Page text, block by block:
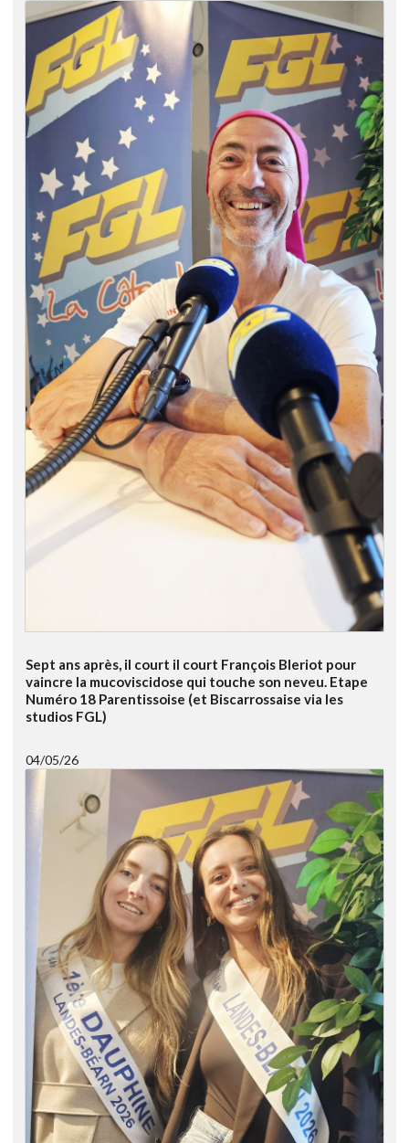
Sept ans après, il court il court François Bleriot pour
vaincre la mucoviscidose qui touche son neveu. Etape
Numéro 18 Parentissoise (et Biscarrossaise via les
studios FGL)
04/05/26